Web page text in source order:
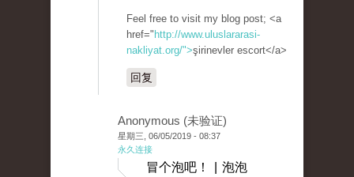
Feel free to visit my blog post; <a
href=" http://www.uluslararasi-
nakliyat.org/">şirinevler escort</a>
回复
Anonymous (未验证)
星期三, 06/05/2019 - 08:37
永久连接
冒个泡吧！ | 泡泡